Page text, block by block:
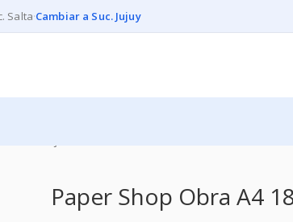
Salta·Cambiar a Suc. Jujuy
Paper Shop Obra A4